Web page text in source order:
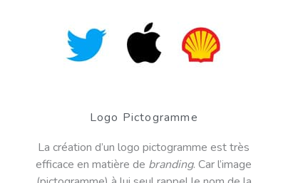
Logo Pictogramme
La création d’un logo pictogramme est très
efficace en matière de branding. Car l’image